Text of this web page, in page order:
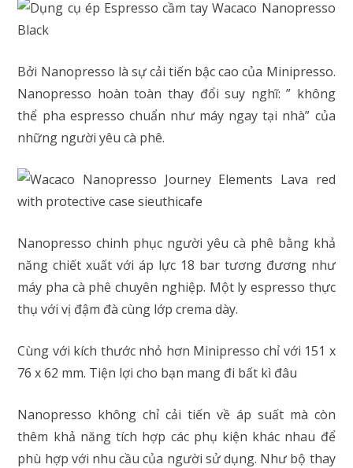
Bởi Nanopresso là sự cải tiến bậc cao của Minipresso.
Nanopresso hoàn toàn thay đổi suy nghĩ: ” không
thể pha espresso chuẩn như máy ngay tại nhà” của
những người yêu cà phê.
Nanopresso chinh phục người yêu cà phê bằng khả
năng chiết xuất với áp lực 18 bar tương đương như
máy pha cà phê chuyên nghiệp. Một ly espresso thực
thụ với vị đậm đà cùng lớp crema dày.
Cùng với kích thước nhỏ hơn Minipresso chỉ với 151 x
76 x 62 mm. Tiện lợi cho bạn mang đi bất kì đâu
Nanopresso không chỉ cải tiến về áp suất mà còn
thêm khả năng tích hợp các phụ kiện khác nhau để
phù hợp với nhu cầu của người sử dụng. Như bộ thay